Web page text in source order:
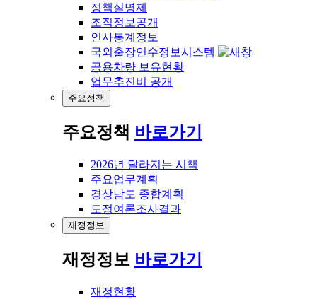
정책실명제
조직정보공개
인사통계정보
국외출장연수정보시스템
공용차량 보유현황
업무추진비 공개
주요정책
주요정책 바로가기
2026년 달라지는 시책
주요업무계획
경상남도 종합계획
도정여론조사결과
재정정보
재정정보 바로가기
재정현황